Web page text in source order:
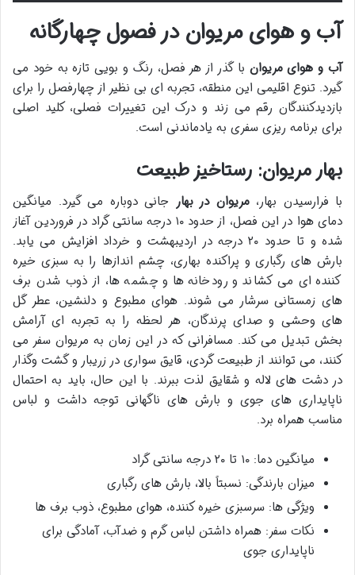
آب و هوای مریوان در فصول چهارگانه
آب و هوای مریوان با گذر از هر فصل، رنگ و بویی تازه به خود می
گیرد. تنوع اقلیمی این منطقه، تجربه ای بی نظیر از چهارفصل را برای
بازدیدکنندگان رقم می زند و درک این تغییرات فصلی، کلید اصلی
برای برنامه ریزی سفری به یادماندنی است.
بهار مریوان: رستاخیز طبیعت
با فرارسیدن بهار،مریوان در بهار جانی دوباره می گیرد. میانگین
دمای هوا در این فصل، از حدود ۱۰ درجه سانتی گراد در فروردین آغاز
شده و تا حدود ۲۰ درجه در اردیبهشت و خرداد افزایش می یابد.
بارش های رگباری و پراکنده بهاری، چشم اندازها را به سبزی خیره
کننده ای می کشاند و رودخانه ها و چشمه ها، از ذوب شدن برف
های زمستانی سرشار می شوند. هوای مطبوع و دلنشین، عطر گل
های وحشی و صدای پرندگان، هر لحظه را به تجربه ای آرامش
بخش تبدیل می کند. مسافرانی که در این زمان به مریوان سفر می
کنند، می توانند از طبیعت گردی، قایق سواری در زریبار و گشت وگذار
در دشت های لاله و شقایق لذت ببرند. با این حال، باید به احتمال
ناپایداری های جوی و بارش های ناگهانی توجه داشت و لباس
مناسب همراه برد.
میانگین دما: ۱۰ تا ۲۰ درجه سانتی گراد
میزان بارندگی: نسبتاً بالا، بارش های رگباری
ویژگی ها: سرسبزی خیره کننده، هوای مطبوع، ذوب برف ها
نکات سفر: همراه داشتن لباس گرم و ضدآب، آمادگی برای
ناپایداری جوی